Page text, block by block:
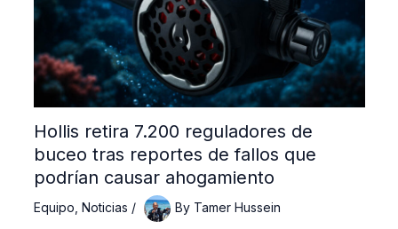
Hollis retira 7.200 reguladores de
buceo tras reportes de fallos que
podrían causar ahogamiento
Equipo Noticias / By Tamer Hussein